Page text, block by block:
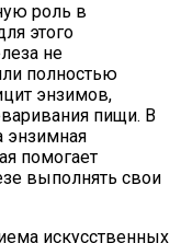
роль в
этого
не
полностью
энзимов,
пищи. В
энзимная
помогает
выполнять свои
искусственных